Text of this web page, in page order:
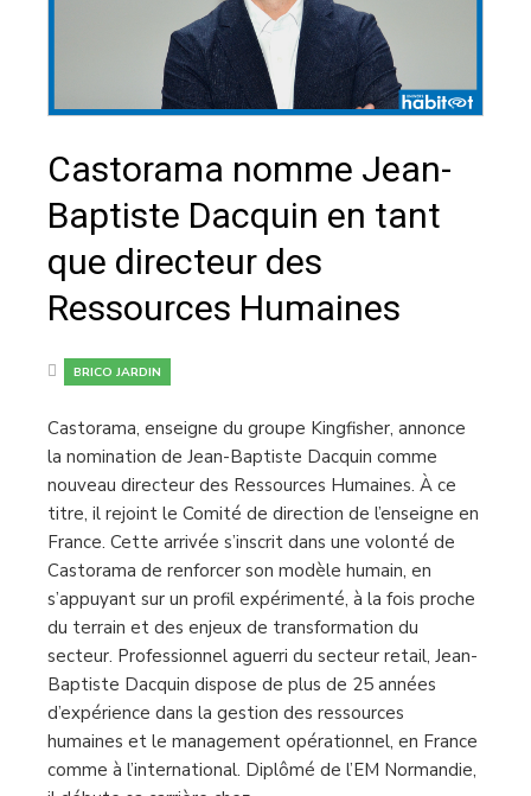
Castorama nomme Jean-
Baptiste Dacquin en tant
que directeur des
Ressources Humaines
BRICO JARDIN
Castorama, enseigne du groupe Kingfisher, annonce
la nomination de Jean-Baptiste Dacquin comme
nouveau directeur des Ressources Humaines. À ce
titre, il rejoint le Comité de direction de l’enseigne en
France. Cette arrivée s’inscrit dans une volonté de
Castorama de renforcer son modèle humain, en
s’appuyant sur un profil expérimenté, à la fois proche
du terrain et des enjeux de transformation du
secteur. Professionnel aguerri du secteur retail, Jean-
Baptiste Dacquin dispose de plus de 25 années
d’expérience dans la gestion des ressources
humaines et le management opérationnel, en France
comme à l’international. Diplômé de l’EM Normandie,